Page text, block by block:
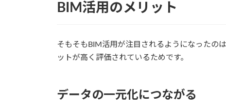
BIM活用のメリット
そもそもBIM活用が注目されるようになったの
ットが高く評価されているためです。
データの一元化につながる